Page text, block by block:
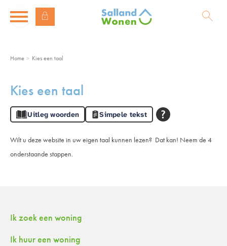
Naar de homepage
Ga naar Hoofd
Home Kies een taal
Kies een taal
Uitleg woorden Simpele tekst
Wilt u deze website in uw eigen taal kunnen lezen? Dat kan! Neem de 4
onderstaande stappen.
Contactinformatie
Ik zoek een woning
Ik huur een woning